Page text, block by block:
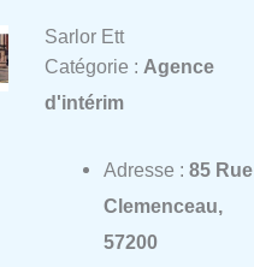
Sarlor Ett
Catégorie : Agence
d'intérim
Adresse : 85 Rue
Clemenceau,
57200